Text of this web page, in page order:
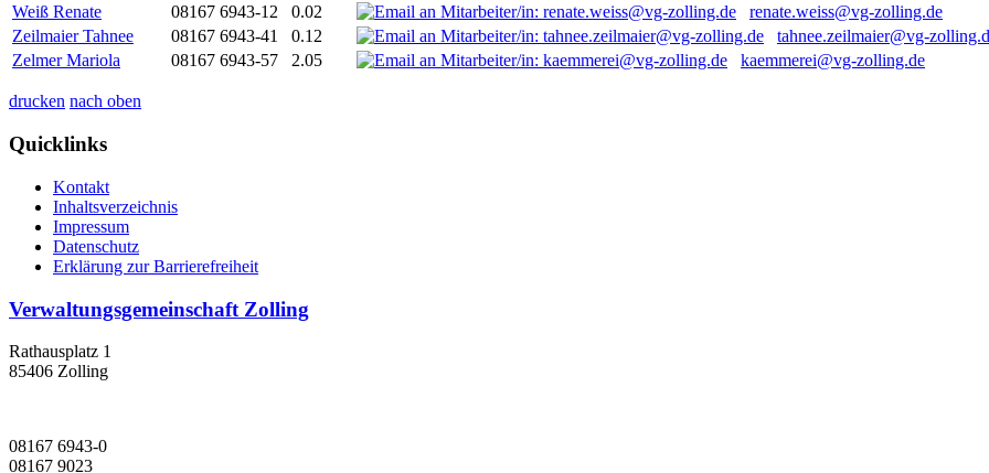
Weiß Renate
08167 6943-12 0.02
renate.weiss@vg-zolling.de
Zeilmaier Tahnee
08167 6943-41 0.12
tahnee.zeilmaier@vg-
Zelmer Mariola
08167 6943-57 2.05 kaemmerei@vg-zolling.de
drucken nach oben
Quicklinks
Kontakt
Inhaltsverzeichnis
Impressum
Datenschutz
Erklärung zur Barrierefreiheit
Verwaltungsgemeinschaft Zolling
Rathausplatz 1
85406 Zolling
08167 6943-0
08167 9023